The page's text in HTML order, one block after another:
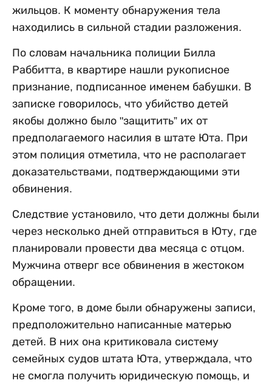
жильцов. К моменту обнаружения тела
находились в сильной стадии разложения.
По словам начальника полиции Билла
Раббитта, в квартире нашли рукописное
признание, подписанное именем бабушки. В
записке говорилось, что убийство детей
якобы должно было "защитить” их от
предполагаемого насилия в штате Юта. При
этом полиция отметила, что не располагает
доказательствами, подтверждающими эти
обвинения.
Следствие установило, что дети должны были
через несколько дней отправиться в Юту, где
планировали провести два месяца с отцом.
Мужчина отверг все обвинения в жестоком
обращении.
Кроме того, в доме были обнаружены записи,
предположительно написанные матерью
детей. В них она критиковала систему
семейных судов штата Юта, утверждала, что
не смогла получить юридическую помощь, и